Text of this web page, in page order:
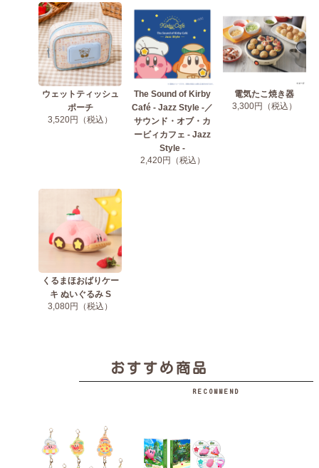
ウェットティッシュ
ポーチ
3,520円（税込）
The Sound of Kirby
Café - Jazz Style -／
サウンド・オブ・カ
ービィカフェ - Jazz
Style -
2,420円（税込）
電気たこ焼き器
3,300円（税込）
くるまほおばりケー
キ ぬいぐるみ S
3,080円（税込）
おすすめ商品
RECOMMEND